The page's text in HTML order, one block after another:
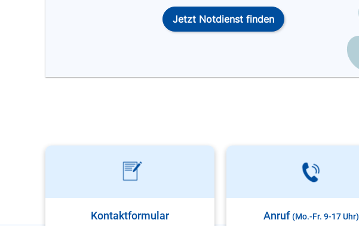
Jetzt Notdienst finden
Kontaktformular Anruf (Mo.-Fr. 9-17 Uhr)